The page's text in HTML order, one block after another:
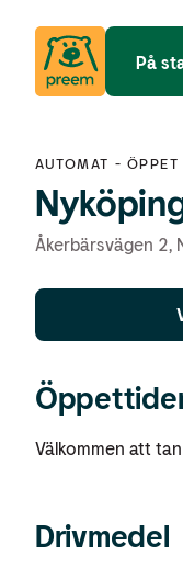
På
AUTOMAT - ÖPPET
Åkerbärsvägen 2,
Välkommen att
Drivmedel